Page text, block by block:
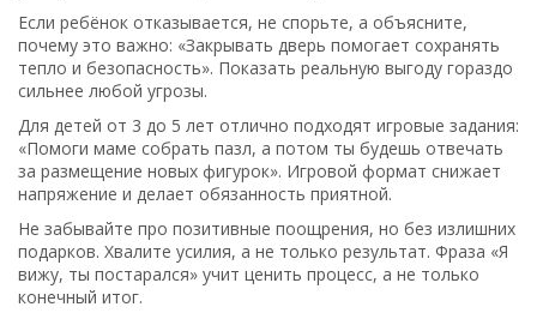
Если ребёнок отказывается, не спорьте, а объясните,
почему это важно: «Закрывать дверь помогает сохранять
тепло и безопасность». Показать реальную выгоду гораздо
сильнее любой угрозы.
Для детей от 3 до 5 лет отлично подходят игровые задания:
«Помоги маме собрать пазл, а потом ты будешь отвечать
за размещение новых фигурок». Игровой формат снижает
напряжение и делает обязанность приятной.
Не забывайте про позитивные поощрения, но без излишних
подарков. Хвалите усилия, а не только результат. Фраза «Я
вижу, ты постарался» учит ценить процесс, а не только
конечный итог.